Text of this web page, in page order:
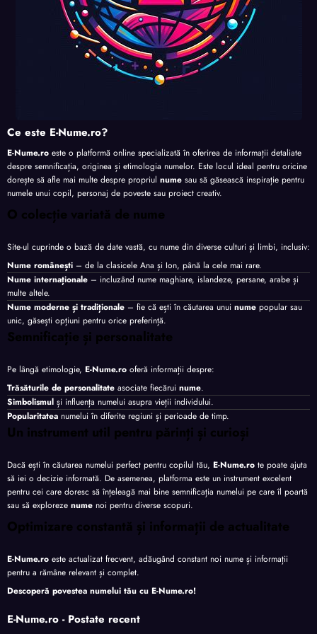
Ce este E-Nume.ro?
E-Nume.ro este o platformă online specializată în oferirea de informații detaliate
despre semnificația, originea și etimologia numelor. Este locul ideal pentru oricine
dorește să afle mai multe despre propriul nume sau să găsească inspirație pentru
numele unui copil, personaj de poveste sau proiect creativ.
O colecție variată de nume
Site-ul cuprinde o bază de date vastă, cu nume din diverse culturi și limbi, inclusiv:
Nume românești – de la clasicele Ana și Ion, până la cele mai rare.
Nume internaționale – incluzând nume maghiare, islandeze, persane, arabe și
multe altele.
Nume moderne și tradiționale – fie că ești în căutarea unui nume popular sau
unic, găsești opțiuni pentru orice preferință.
Semnificație și personalitate
Pe lângă etimologie, E-Nume.ro oferă informații despre:
Trăsăturile de personalitate asociate fiecărui nume.
Simbolismul și influența numelui asupra vieții individului.
Popularitatea numelui în diferite regiuni și perioade de timp.
Un instrument util pentru părinți și curioși
Dacă ești în căutarea numelui perfect pentru copilul tău, E-Nume.ro te poate ajuta
să iei o decizie informată. De asemenea, platforma este un instrument excelent
pentru cei care doresc să înțeleagă mai bine semnificația numelui pe care îl poartă
sau să exploreze nume noi pentru diverse scopuri.
Optimizare constantă și informații de actualitate
E-Nume.ro este actualizat frecvent, adăugând constant noi nume și informații
pentru a rămâne relevant și complet.
Descoperă povestea numelui tău cu E-Nume.ro!
E-Nume.ro - Postate recent